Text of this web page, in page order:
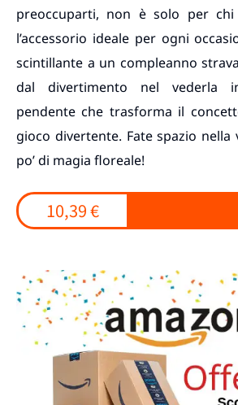
preoccuparti, non è solo per
l’accessorio ideale per ogni
scintillante a un compleanno
dal divertimento nel vederla
pendente che trasforma il
gioco divertente. Fate spazio
po’ di magia floreale!
10,39 €